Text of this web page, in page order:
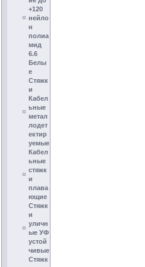
+120
нейло
н
полиа
мид
6.6
Белы
е
Стяжк
и
Кабел
ьные
метал
лодет
ектир
уемые
Кабел
ьные
стяжк
и
плава
ющие
Стяжк
и
уличн
ые УФ
устой
чивые
Стяжк